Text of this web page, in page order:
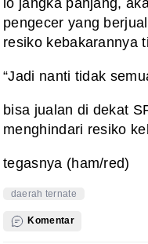
pengecer yang
resiko kebakarannya
“Jadi nanti tidak
bisa jualan di dekat
menghindari resiko
tegasnya (ham/red)
daerah ternate
Komentar